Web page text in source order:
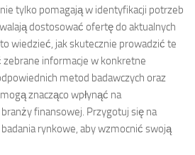
tylko pomagają w identyfikacji potrzeb
dostosować ofertę do aktualnych
wiedzieć, jak skutecznie prowadzić te
zebrane informacje w konkretne
metod badawczych oraz
znacząco wpłynąć na
finansowej. Przygotuj się na
rynkowe, aby wzmocnić swoją